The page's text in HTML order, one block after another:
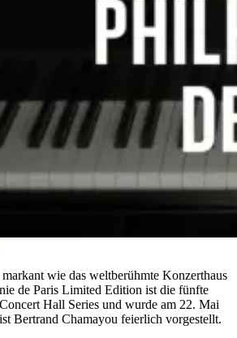
wie das weltberühmte Konzerthaus
de Paris Limited Edition ist die fünfte
Hall Series und wurde am 22. Mai
Bertrand Chamayou feierlich vorgestellt.